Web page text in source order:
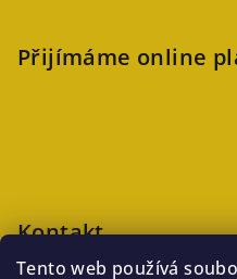
Tento web používá
Přijímáme online
Kontakt